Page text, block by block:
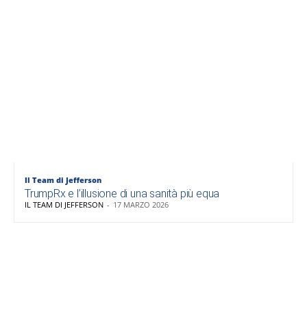
Il Team di Jefferson
TrumpRx e l’illusione di una sanità più equa
IL TEAM DI JEFFERSON - 17 MARZO 2026